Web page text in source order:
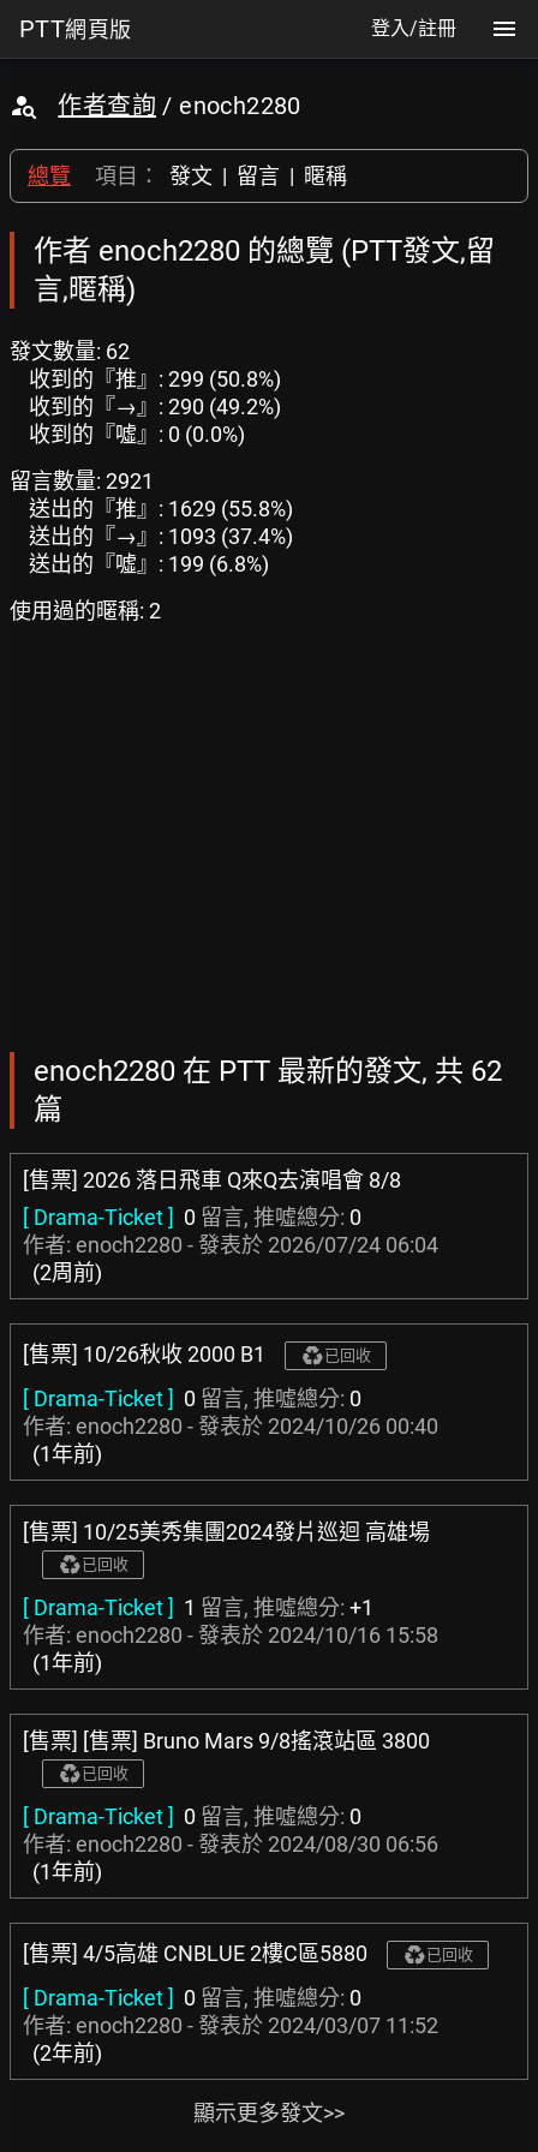
PTT網頁版 登入/註冊
作者查詢 / enoch2280
總覽 項目： 發文 | 留言 | 暱稱
作者 enoch2280 的總覽 (PTT發文,留
言,暱稱)
發文數量: 62
收到的『推』: 299 (50.8%)
收到的『→』: 290 (49.2%)
收到的『噓』: 0 (0.0%)
留言數量: 2921
送出的『推』: 1629 (55.8%)
送出的『→』: 1093 (37.4%)
送出的『噓』: 199 (6.8%)
使用過的暱稱: 2
enoch2280 在 PTT 最新的發文, 共 62
篇
[售票] 2026 落日飛車 Q來Q去演唱會 8/8
[ Drama-Ticket ] 0 留言, 推噓總分: 0
作者: enoch2280 - 發表於 2026/07/24 06:04
(2周前)
[售票] 10/26秋收 2000 B1 已回收
[ Drama-Ticket ] 0 留言, 推噓總分: 0
作者: enoch2280 - 發表於 2024/10/26 00:40
(1年前)
[售票] 10/25美秀集團2024發片巡迴 高雄場
已回收
[ Drama-Ticket ] 1 留言, 推噓總分: +1
作者: enoch2280 - 發表於 2024/10/16 15:58
(1年前)
[售票] [售票] Bruno Mars 9/8搖滾站區 3800
已回收
[ Drama-Ticket ] 0 留言, 推噓總分: 0
作者: enoch2280 - 發表於 2024/08/30 06:56
(1年前)
[售票] 4/5高雄 CNBLUE 2樓C區5880 已回收
[ Drama-Ticket ] 0 留言, 推噓總分: 0
作者: enoch2280 - 發表於 2024/03/07 11:52
(2年前)
顯示更多發文>>